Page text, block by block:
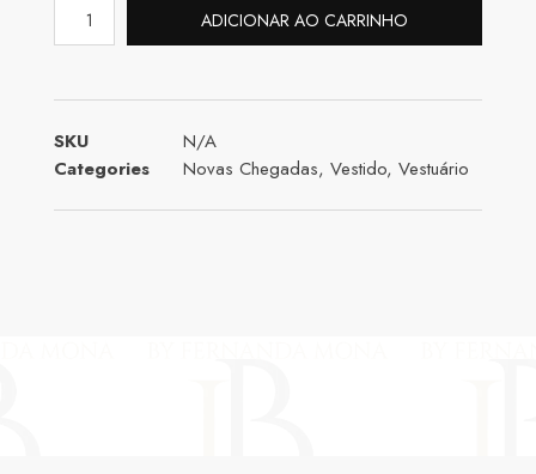
ADICIONAR AO CARRINHO
SKU
N/A
Categories
Novas Chegadas, Vestido, Vestuário